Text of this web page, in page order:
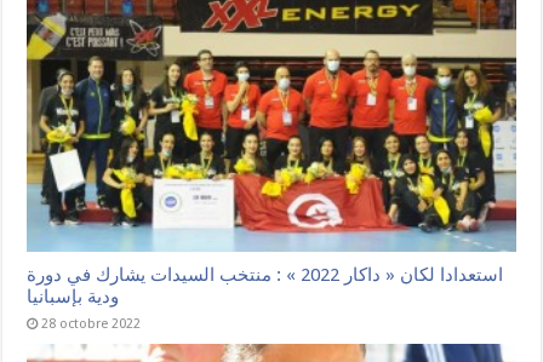
استعدادا لكان « داكار 2022 » : منتخب السيدات يشارك في دورة
ودية بإسبانيا
28 octobre 2022